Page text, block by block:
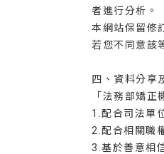
者進行分析。
本網站保留修
若您不同意該
四、資料分享
「法務部矯
1.配合司法單
2.配合相關職
3.基於善意相